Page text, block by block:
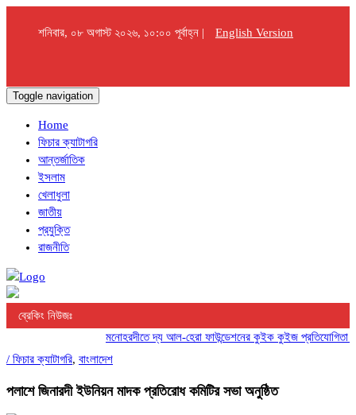
শনিবার, ০৮ অগাস্ট ২০২৬, ১০:০০ পূর্বাহ্ন | English Version
Toggle navigation
Home
ফিচার ক্যাটাগরি
আন্তর্জাতিক
ইসলাম
খেলাধুলা
জাতীয়
প্রযুক্তি
রাজনীতি
ব্রেকিং নিউজঃ
মনোহরদীতে দ্য আল-হেরা ফাউন্ডেশনের কুইক কুইজ প্রতিযোগিতা
/ ফিচার ক্যাটাগরি, বাংলাদেশ
পলাশে জিনারদী ইউনিয়ন মাদক প্রতিরোধ কমিটির সভা অনুষ্ঠিত